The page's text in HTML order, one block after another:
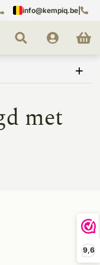
9,6
info@kempiq.be
met